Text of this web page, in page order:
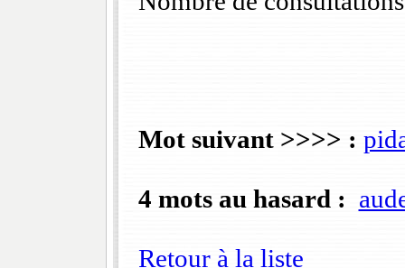
Mot suivant >>>> :
4 mots au hasard :
Retour à la liste